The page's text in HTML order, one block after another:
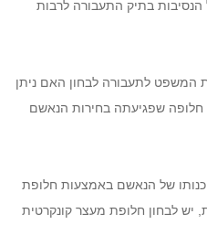
הנסיבות בתיק התעבורה לרבות
המשפט לתעבורה לבחון האם ניתן
שפגיעתה בחירות הנאשם
של הנאשם באמצעות חלופת
יש לבחון חלופת מעצר קונקרטית